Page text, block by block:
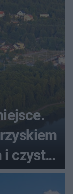
i czystą